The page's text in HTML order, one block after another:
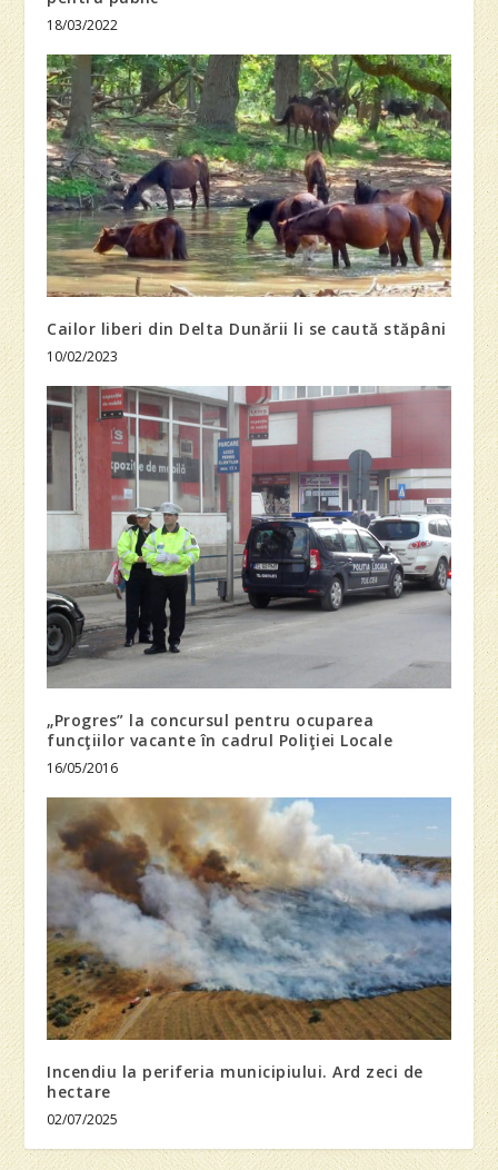
18/03/2022
Cailor liberi din Delta Dunării li se caută stăpâni
10/02/2023
„Progres” la concursul pentru ocuparea
funcţiilor vacante în cadrul Poliţiei Locale
16/05/2016
Incendiu la periferia municipiului. Ard zeci de
hectare
02/07/2025